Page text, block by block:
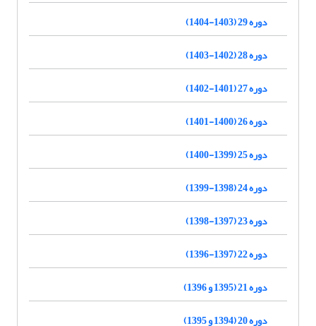
دوره 29 (1403-1404)
دوره 28 (1402-1403)
دوره 27 (1401-1402)
دوره 26 (1400-1401)
دوره 25 (1399-1400)
دوره 24 (1398-1399)
دوره 23 (1397-1398)
دوره 22 (1397-1396)
دوره 21 (1395 و 1396)
دوره 20 (1394 و 1395)